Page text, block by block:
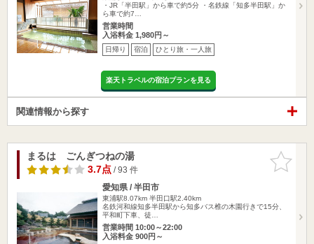
・JR「半田駅」から車で約5分 ・名鉄線「知多半田駅」か
ら車で約7…
営業時間
入浴料金 1,980円～
日帰り 宿泊 ひとり旅・一人旅
楽天トラベルの宿泊プランを見る
関連情報から探す
お気に入
りに追加
まるは ごんぎつねの湯
3.7点/ 93 件
愛知県 / 半田市
東浦駅8.07km 半田口駅2.40km
名鉄河和線知多半田駅から知多バス椎の木園行きで15分、
平和町下車、徒…
営業時間 10:00～22:00
入浴料金 900円～